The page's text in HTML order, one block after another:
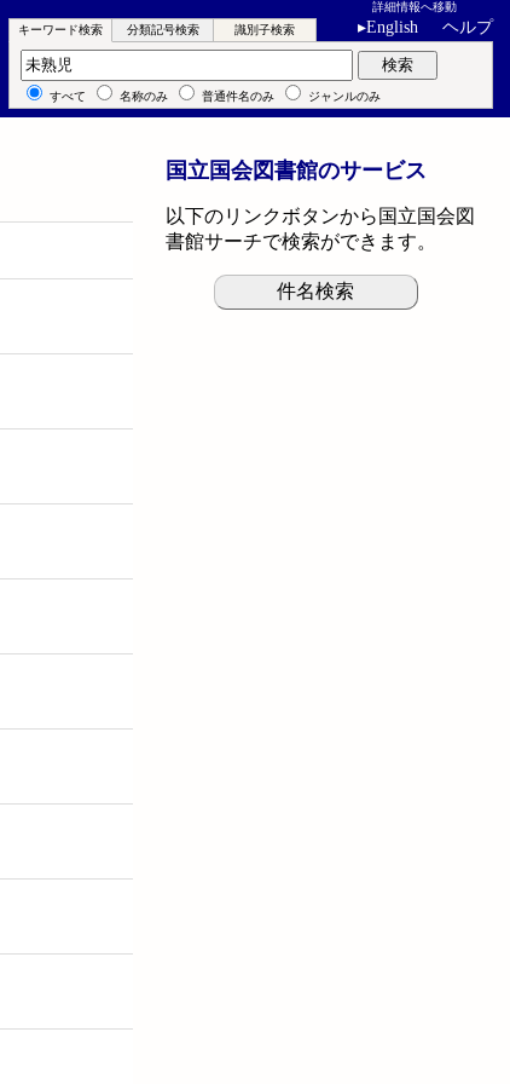
詳細情報へ移動
▸English ヘルプ
キーワード検索 分類記号検索 識別子検索
キーワード検索 検索
すべて 名称のみ 普通件名のみ ジャンルのみ
国立国会図書館のサービス
以下のリンクボタンから国立国会図
書館サーチで検索ができます。
件名検索